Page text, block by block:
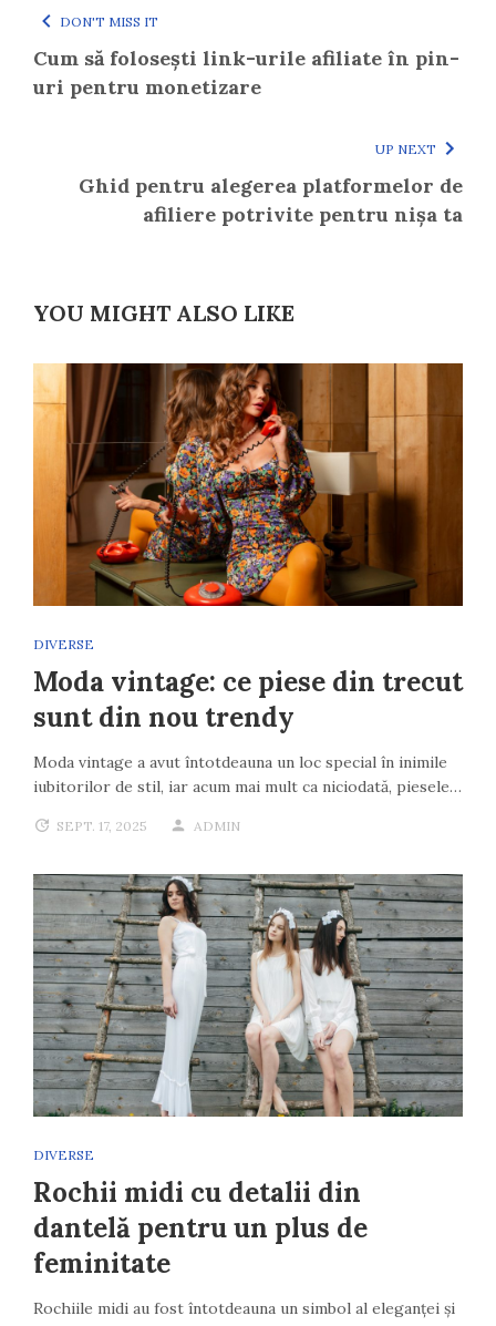
DON'T MISS IT
Cum să folosești link-urile afiliate în pin-
uri pentru monetizare
UP NEXT
Ghid pentru alegerea platformelor de
afiliere potrivite pentru nișa ta
YOU MIGHT ALSO LIKE
DIVERSE
Moda vintage: ce piese din trecut
sunt din nou trendy
Moda vintage a avut întotdeauna un loc special în inimile
iubitorilor de stil, iar acum mai mult ca niciodată, piesele…
SEPT. 17, 2025 ADMIN
DIVERSE
Rochii midi cu detalii din
dantelă pentru un plus de
feminitate
Rochiile midi au fost întotdeauna un simbol al eleganței și